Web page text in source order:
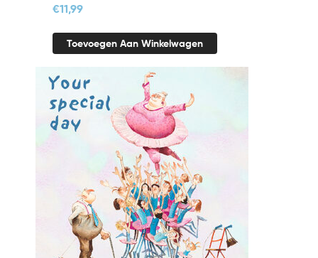
€11,99
Toevoegen Aan Winkelwagen